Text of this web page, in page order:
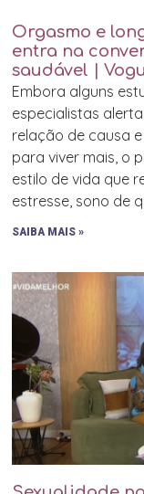
Orgasmo e
entra na
saudável |
Embora alguns
especialistas
relação de causa
para viver mais, o
estilo de vida que
estresse, sono de
SAIBA MAIS »